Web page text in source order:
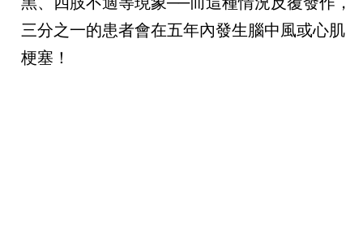
三分之一的患者會在五年內發生腦中風或心肌
梗塞！